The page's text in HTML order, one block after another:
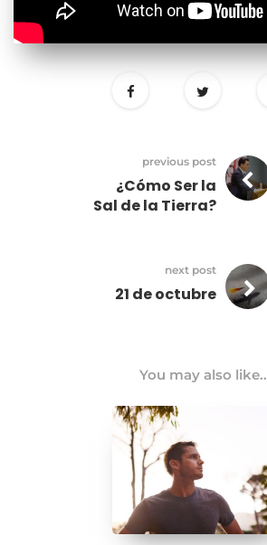
previous post
¿Cómo Ser la
Sal de la Tierra?
next post
21 de octubre
You may also like..